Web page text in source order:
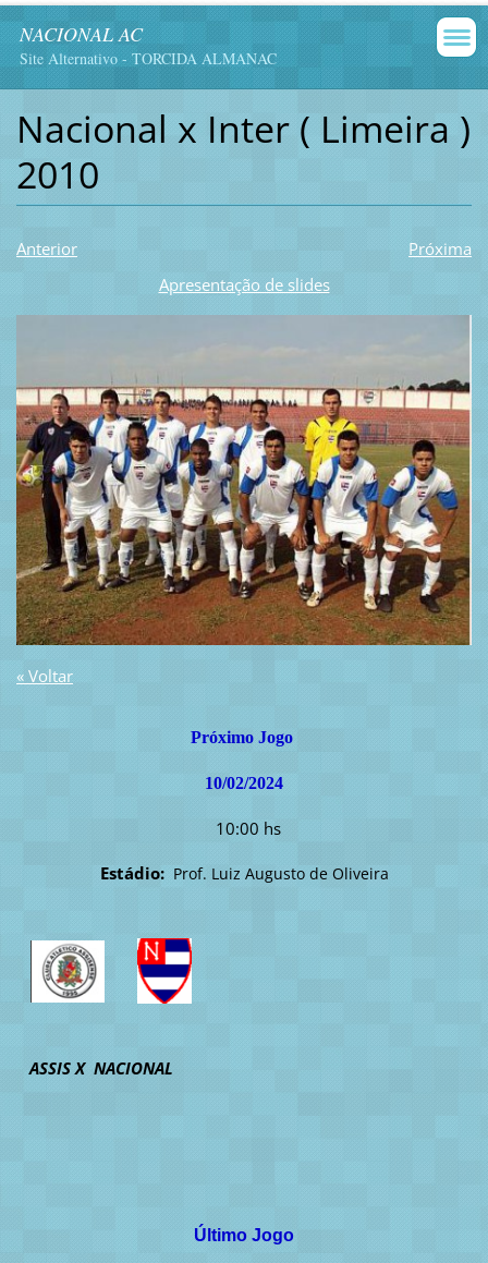
NACIONAL AC
Site Alternativo - TORCIDA ALMANAC
Nacional x Inter ( Limeira )
2010
Anterior
Próxima
Apresentação de slides
« Voltar
Próximo Jogo
10/02/2024
10:00 hs
Estádio: Prof. Luiz Augusto de Oliveira
ASSIS X NACIONAL
Último Jogo